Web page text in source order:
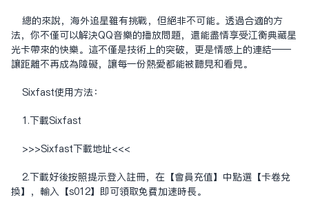
總的來說，海外追星雖有挑戰，但絕非不可能。透過合適的方
法，你不僅可以解決QQ音樂的播放問題，還能盡情享受江衡典藏星
光卡帶來的快樂。這不僅是技術上的突破，更是情感上的連結——
讓距離不再成為障礙，讓每一份熱愛都能被聽見和看見。
Sixfast使用方法：
1.下載Sixfast
>>>Sixfast下载地址<<<
2.下載好後按照提示登入註冊，在【會員充值】中點選【卡卷兌
換】，輸入【s012】即可領取免費加速時長。